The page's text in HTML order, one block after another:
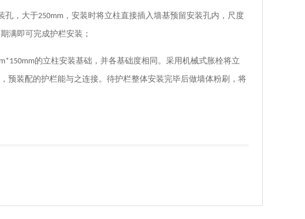
孔，大于250mm ，安装时将立柱直接插入墙基预留安装孔内，尺度
满即可完成护栏安装；
的立柱安装基础，并各基础度相同。采用机械式胀栓将立
预装配的护栏能与之连接。待护栏整体安装完毕后做墙体粉刷，将